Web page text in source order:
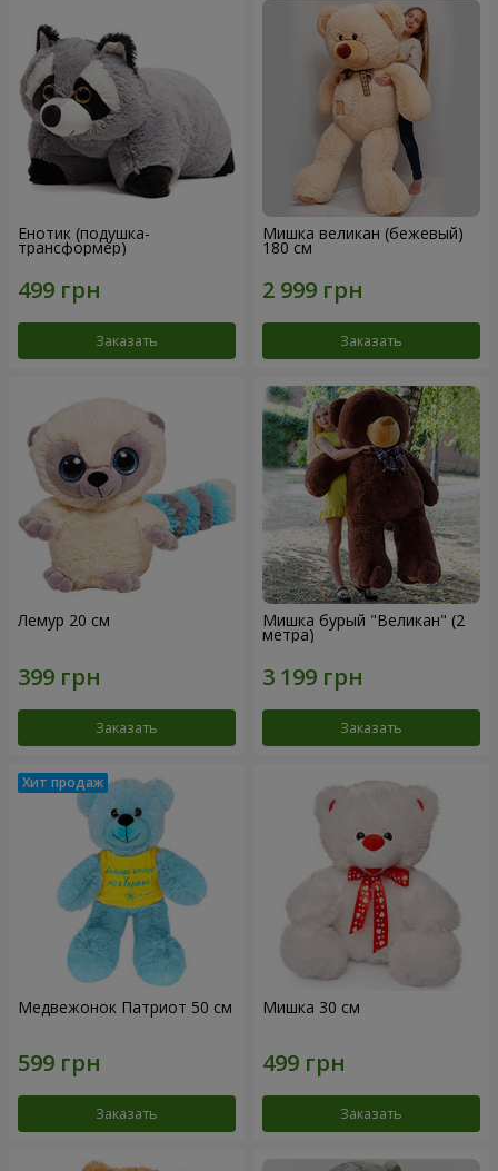
Енотик (подушка-
трансформер)
Заказать
Мишка великан (бежевый)
180 см
Заказать
Лемур 20 см
Заказать
Мишка бурый "Великан" (2
метра)
Заказать
Медвежонок Патриот 50 см
Заказать
Мишка 30 см
Заказать